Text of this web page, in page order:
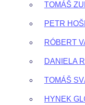
TOMÁŠ
PETR
RÓBERT
DANIELA
TOMÁŠ
HYNEK